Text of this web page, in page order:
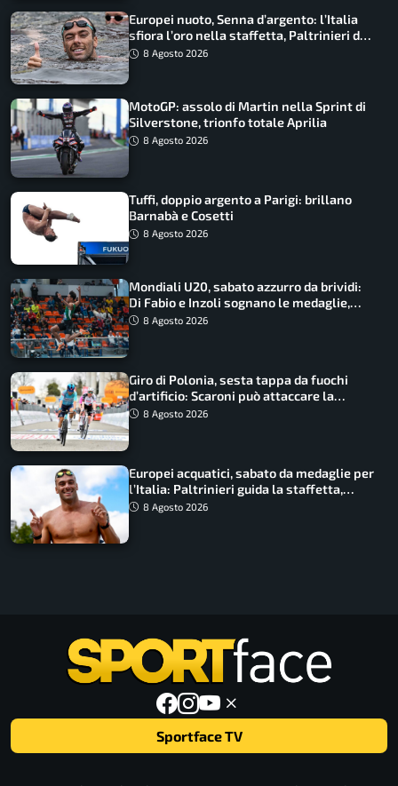
Europei nuoto, Senna d’argento: l’Italia
sfiora l’oro nella staffetta, Paltrinieri da
urlo, il bilancio azzurro
8 Agosto 2026
MotoGP: assolo di Martin nella Sprint di
Silverstone, trionfo totale Aprilia
8 Agosto 2026
Tuffi, doppio argento a Parigi: brillano
Barnabà e Cosetti
8 Agosto 2026
Mondiali U20, sabato azzurro da brividi:
Di Fabio e Inzoli sognano le medaglie,
Castellani e Succo in finale
8 Agosto 2026
Giro di Polonia, sesta tappa da fuochi
d’artificio: Scaroni può attaccare la
maglia di Lemmen
8 Agosto 2026
Europei acquatici, sabato da medaglie per
l’Italia: Paltrinieri guida la staffetta,
Barnabà sogna l’oro dalle grandi altezze
8 Agosto 2026
Sportface TV